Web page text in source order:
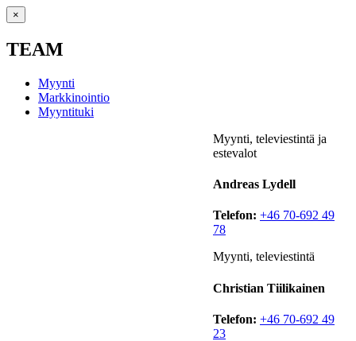
×
TEAM
Myynti
Markkinointio
Myyntituki
Myynti, televiestintä ja
estevalot
Andreas Lydell
Telefon: +46 70-692 49
78
Myynti, televiestintä
Christian Tiilikainen
Telefon: +46 70-692 49
23